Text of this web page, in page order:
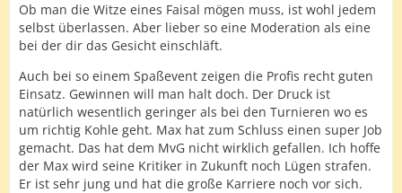
Ob man die Witze eines Faisal mögen muss, ist wohl jedem
selbst überlassen. Aber lieber so eine Moderation als eine
bei der dir das Gesicht einschläft.
Auch bei so einem Spaßevent zeigen die Profis recht guten
Einsatz. Gewinnen will man halt doch. Der Druck ist
natürlich wesentlich geringer als bei den Turnieren wo es
um richtig Kohle geht. Max hat zum Schluss einen super Job
gemacht. Das hat dem MvG nicht wirklich gefallen. Ich hoffe
der Max wird seine Kritiker in Zukunft noch Lügen strafen.
Er ist sehr jung und hat die große Karriere noch vor sich.